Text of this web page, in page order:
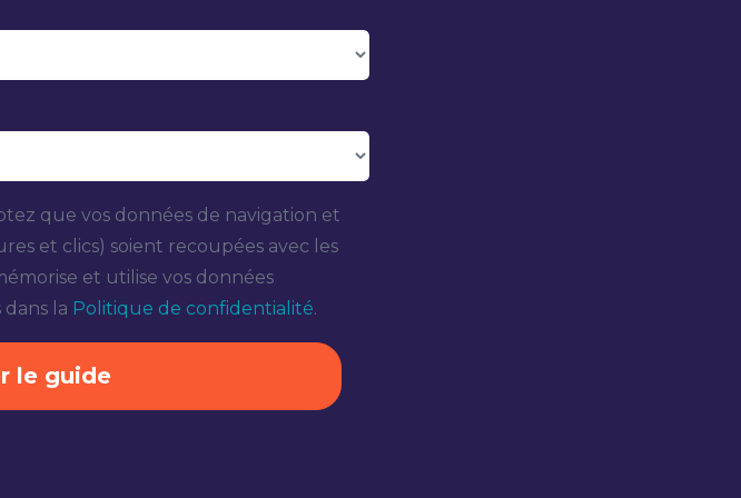
que vos données de navigation et
et clics) soient recoupées avec les
et utilise vos données
la Politique de confidentialité.